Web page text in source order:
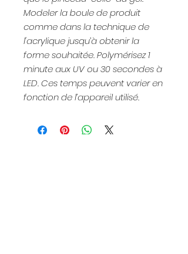
Modeler la boule de produit
comme dans la technique de
l'acrylique jusqu’à obtenir la
forme souhaitée. Polymérisez 1
minute aux UV ou 30 secondes à
LED. Ces temps peuvent varier en
fonction de l’appareil utilisé.